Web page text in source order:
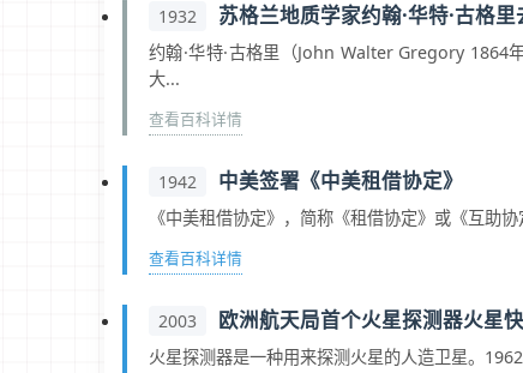
1932 苏格兰地质学家约翰·华特·古格里
约翰·华特·古格里（John Walter Gregory 1864
大...
查看百科详情
1942 中美签署《中美租借协定》
《中美租借协定》，简称《租借协定》或《互助
查看百科详情
2003 欧洲航天局首个火星探测器火星
火星探测器是一种用来探测火星的人造卫星。